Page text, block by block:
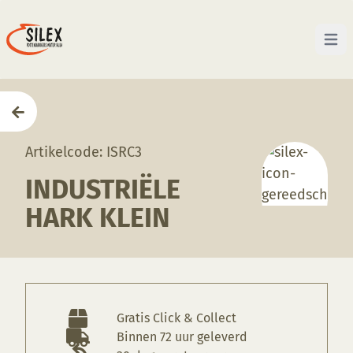
Open
Artikelcode: ISRC3
INDUSTRIËLE
HARK KLEIN
Gratis Click & Collect
Binnen 72 uur geleverd